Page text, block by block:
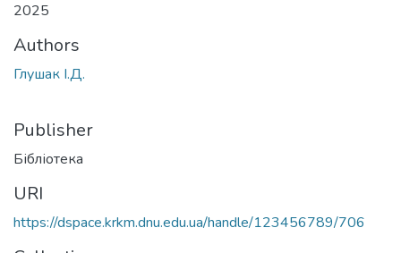
2025
Authors
Глушак І.Д.
Publisher
Бібліотека
URI
https://dspace.krkm.dnu.edu.ua/handle/123456789/706